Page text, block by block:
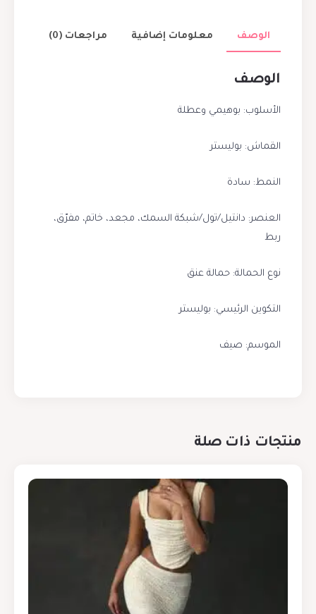
الوصف معلومات إضافية مراجعات (0)
الوصف
الأسلوب: بوهيمي وعطلة
القماش: بوليستر
النمط: سادة
العنصر: دانتيل/تول/شبكة السمك، مجعد، خاتم، مفرّق،
ربط
نوع الحمالة: حمالة عنق
التكوين الرئيسي: بوليستر
الموسم: صيف
منتجات ذات صلة